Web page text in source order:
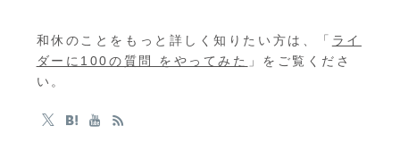
和休のことをもっと詳しく知りたい方は、「 ライ
ダーに100の質問 をやってみた
」をご覧くださ
い。